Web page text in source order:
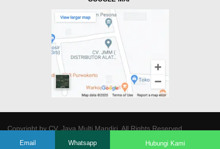
Copyright byCV. Java Multi Mandiri. All Rights Reserved.
Email Whatsapp Hubungi Kami